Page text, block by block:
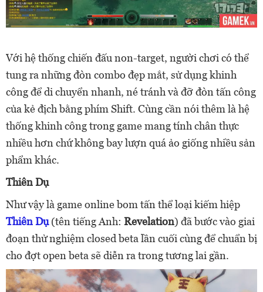
Với hệ thống chiến đấu non-target, người chơi có thể
tung ra những đòn combo đẹp mắt, sử dụng khinh
công để di chuyển nhanh, né tránh và đỡ đòn tấn công
của kẻ địch bằng phím Shift. Cùng cần nói thêm là hệ
thống khinh công trong game mang tính chân thực
nhiều hơn chứ không bay lượn quá ảo giống nhiều sản
phẩm khác.
Thiên Dụ
Như vậy là game online bom tấn thể loại kiếm hiệp
Thiên Dụ(tên tiếng Anh: Revelation) đã bước vào giai
đoạn thử nghiệm closed beta lần cuối cùng để chuẩn bị
cho đợt open beta sẽ diễn ra trong tương lai gần.